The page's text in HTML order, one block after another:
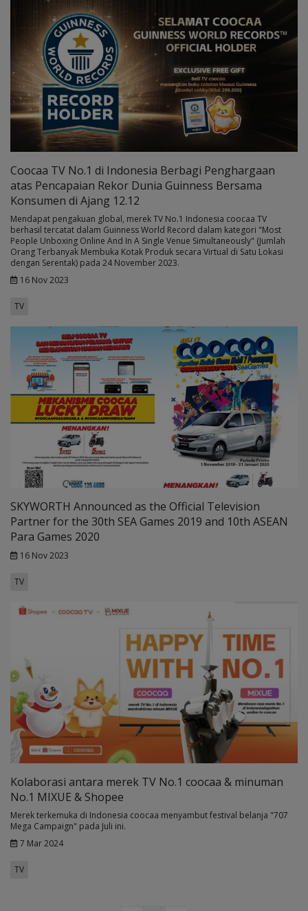
Coocaa TV No.1 di Indonesia Berbagi Penghargaan
atas Pencapaian Rekor Dunia Guinness Bersama
Konsumen di Ajang 12.12
Mendapat pengakuan global, merek TV No.1 Indonesia coocaa TV
berhasil tercatat dalam Guinness World Record dalam kategori "Most
People Unboxing Online And In A Single Venue Simultaneously" (Jumlah
Orang Terbanyak Membuka Kotak Produk secara Virtual di Satu Lokasi
dengan Serentak) pada 24 November 2023.
16 Nov 2023
TV
SKYWORTH Announced as the Official Television
Partner for the 30th SEA Games 2019 and 10th ASEAN
Para Games 2020
16 Nov 2023
TV
Kolaborasi antara merek TV No.1 coocaa & minuman
No.1 MIXUE & Shopee
Merek terkemuka di Indonesia coocaa menyambut festival belanja "707
Mega Campaign" pada Juli ini.
7 Mar 2024
TV